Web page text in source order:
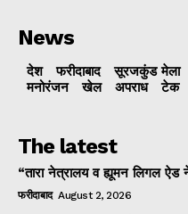
News
देश फरीदाबाद सूरजकुंड मेला
मनोरंजन
खेल अपराध टेक
The latest
“तारा नेत्रालय व ह्यूमन लिगल
फरीदाबाद August 2, 2026